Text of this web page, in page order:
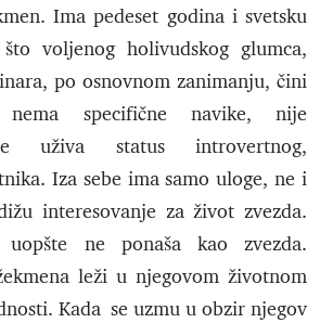
Ima pedeset godina i svetsku
voljenog holivudskog glumca,
po osnovnom zanimanju, čini
nema specifične navike, nije
uživa status introvertnog,
Iza sebe ima samo uloge, ne i
interesovanje za život zvezda.
ne ponaša kao zvezda.
leži u njegovom životnom
Kada se uzmu u obzir njegov